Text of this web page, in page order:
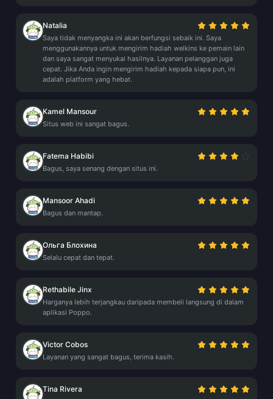
Natalia
Saya tidak menyangka ini akan berfungsi sebaik ini. Saya
menggunakannya untuk mengirim hadiah welkins ke pemain lain
dan saya sangat menyukai hasilnya. Layanan pelanggan juga
cepat. Jika Anda ingin mengirim hadiah kepada siapa pun, ini
adalah platform yang hebat.
Kamel Mansour
Situs web ini sangat bagus.
Fatema Habibi
Bagus, saya senang dengan situs ini.
Mansoor Ahadi
Bagus dan mantap.
Ольга Блохина
Selalu cepat dan tepat.
Rethabile Jinx
Harganya lebih terjangkau daripada membeli langsung di dalam
aplikasi Poppo.
Victor Cobos
Layanan yang sangat bagus, terima kasih.
Tina Rivera